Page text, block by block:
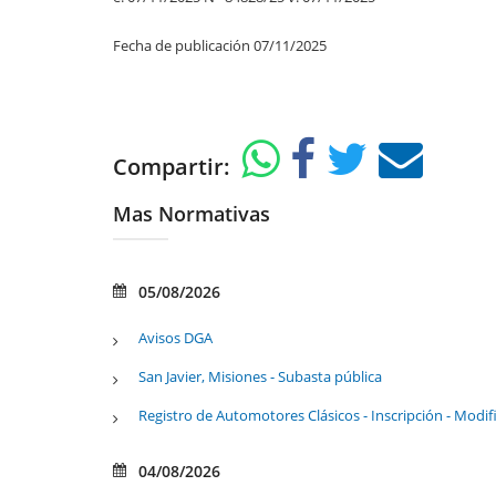
Fecha de publicación 07/11/2025
Compartir:
Mas Normativas
05/08/2026
Avisos DGA
San Javier, Misiones - Subasta pública
Registro de Automotores Clásicos - Inscripción -
04/08/2026